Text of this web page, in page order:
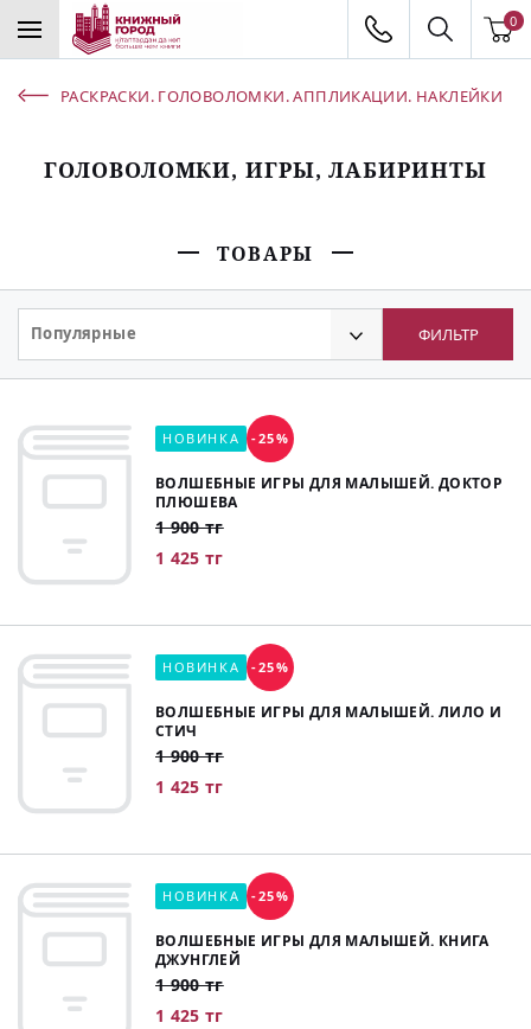
0
РАСКРАСКИ. ГОЛОВОЛОМКИ. АППЛИКАЦИИ. НАКЛЕЙКИ
ГОЛОВОЛОМКИ, ИГРЫ, ЛАБИРИНТЫ
ТОВАРЫ
Популярные ФИЛЬТР
НОВИНКА -25%
ВОЛШЕБНЫЕ ИГРЫ ДЛЯ МАЛЫШЕЙ. ДОКТОР
ПЛЮШЕВА
1 900 тг
1 425 тг
НОВИНКА -25%
ВОЛШЕБНЫЕ ИГРЫ ДЛЯ МАЛЫШЕЙ. ЛИЛО И
СТИЧ
1 900 тг
1 425 тг
НОВИНКА -25%
ВОЛШЕБНЫЕ ИГРЫ ДЛЯ МАЛЫШЕЙ. КНИГА
ДЖУНГЛЕЙ
1 900 тг
1 425 тг